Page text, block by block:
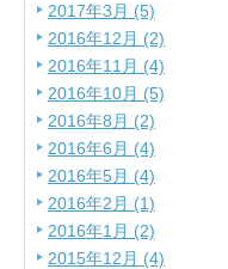
2017年3月 (5)
2016年12月 (2)
2016年11月 (4)
2016年10月 (5)
2016年8月 (2)
2016年6月 (4)
2016年5月 (4)
2016年2月 (1)
2016年1月 (2)
2015年12月 (4)